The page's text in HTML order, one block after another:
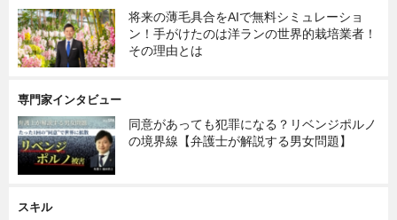
将来の薄毛具合をAIで無料シミュレーショ
ン！手がけたのは洋ランの世界的栽培業者！
その理由とは
専門家インタビュー
同意があっても犯罪になる？リベンジポルノ
の境界線【弁護士が解説する男女問題】
スキル